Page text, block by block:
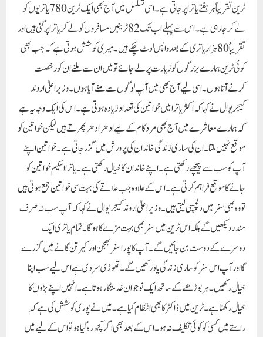
ٹرین تقریباً ہر ہفتے یاترا پر جاتی ہے۔ اسی تسلسل میں آج بھی ایک ٹرین 780 یاتریوں کو
لے کر جا رہی ہے۔ اس سے پہلے اب تک 82 ٹرینیں مسافروں کو لے کر یاترا پر گئی ہیں اور
تقریباً 80 ہزار یاتری کے بعد واپس لوٹ چکے ہیں۔ میری کوشش ہوتی ہے کہ جب بھی
کوئی ٹرین ہمارے بزرگوں کو زیارت پر لے جائے تو میں ان سے ملنے ان کو رخصت
کرنے آتا ہوں۔ اسی لیے آج بھی میں آپ لوگوں سے ملنے آیا ہوں۔ وزیر اعلیٰ اروند
کیجریوال نے کہا کہ اکثر یاترا میں خواتین کی تعداد زیادہ ہوتی ہے۔ اس کی ایک وجہ یہ ہے
کہ ہمارے معاشرے میں آج بھی مرد کام کے لیے ادھر ادھر پھرتے ہیں لیکن خواتین کو
موقع نہیں ملتا۔ ان کی ساری زندگی خاندان کی پرورش میں گزرجاتی ہے۔ خواتین اپنے
آپ کو سب سے پیچھے رکھتی ہے ۔اپنے خاندان کا خیال رکھتی ہے۔ یاترا اسکیم خواتین کو
جانے کا موقع فراہم کرتی ہے۔ اس کے علاوہ جب علاقے کی بہت سی خواتین جمع ہوتی ہیں
تو وہ بھی سفر میں دلچسپی لیتی ہیں۔وزیر اعلیٰ اروند کیجریوال نے کہا کہ آپ سب نہ صرف
مندر دیکھیں گے بلکہ اس ٹرین میں سفر بھی بہت مزے کا ہوگا۔ تمام یاتری ایک
دوسرے کے دوست بن جائیں گے۔ آپ کا پورا سفر بھجن اور کیرتن گانے میں گزرے
گا اور آپ اس سفر کو ساری زندگی یاد رکھیں گے۔ تھوڑی سردی ہے اس لیے سب اپنا
خیال رکھیں۔ہر بوڑھے کے ساتھ ایک نوجوان خدمتگار ہوتا ہے۔ انہیں اپنے بڑوں کا
خیال رکھنا ہے۔ ٹرین میں ڈاکٹر کا بھی انتظام کیا ہے۔ میں نے پوری کوشش کی ہے کہ
راستے میں کسی کو کوئی تکلیف نہ ہو۔ اس کے بعد بھی اگر کچھ رہ گیا ہو تو اس کے لیے میں